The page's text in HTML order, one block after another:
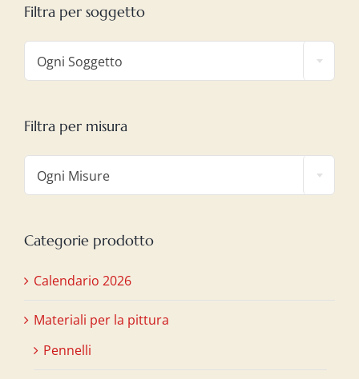
Filtra per soggetto
Ogni Soggetto
Filtra per misura
Ogni Misure
Categorie prodotto
Calendario 2026
Materiali per la pittura
Pennelli